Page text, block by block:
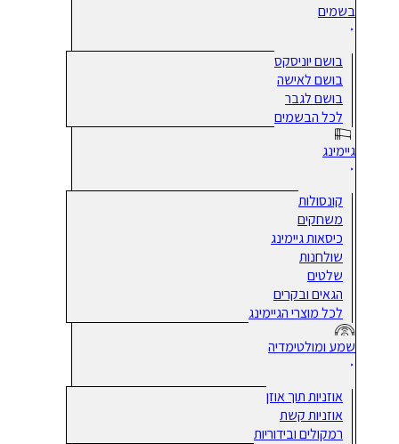
בשמים
בושם יוניסקס
בושם לאישה
בושם לגבר
לכל הבשמים
גיימינג
קונסולות
משחקים
כיסאות גיימינג
שולחנות
שלטים
הגאים ובקרים
לכל מוצרי הגיימינג
שמע ומולטימדיה
אוזניות תוך אוזן
אוזניות קשת
רמקולים ובידוריות